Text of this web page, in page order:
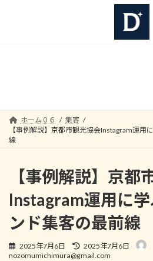
プ
動
ホーム０６
集客
【事例解説】京都市観光協会Instagram運用
線
【事例解説】京都
Instagram運用に
ンド集客の最前線
2025年7月6日
最
終
2025年7月6日
nozomumichimura@gmail.com